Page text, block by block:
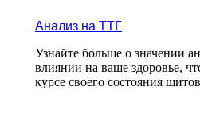
Анализ на ТТГ
Узнайте больше о значении
влиянии на ваше здоровье,
курсе своего состояния